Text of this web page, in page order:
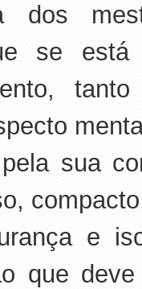
dos
se está
sua
e
que